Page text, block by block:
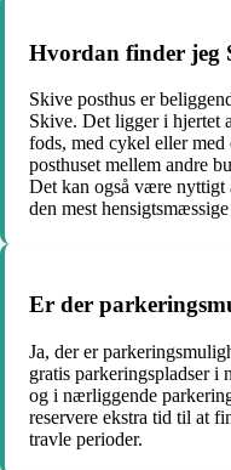
Hvordan finder jeg
Skive posthus er
Skive. Det ligger i hjertet
fods, med cykel eller
posthuset mellem andre
Det kan også være nyttigt
den mest
Er der
Ja, der er
gratis parkeringspladser i
og i nærliggende
reservere ekstra tid til at
travle perioder.